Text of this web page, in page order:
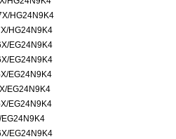
HG24N9K4
HG24N9K4
EG24N9K4
EG24N9K4
EG24N9K4
EG24N9K4
EG24N9K4
EG24N9K4